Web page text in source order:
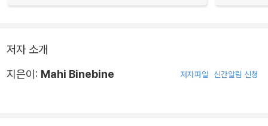
저자 소개
지은이: Mahi Binebine 저자파일 신간알림 신청